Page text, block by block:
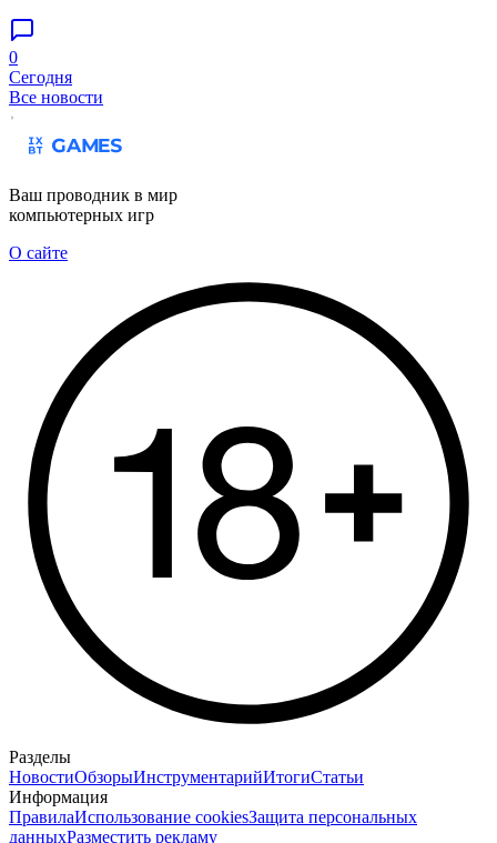
0
Сегодня
Все новости
Ваш проводник в мир
компьютерных игр
О сайте
Разделы
НовостиОбзорыИнструментарийИтогиСтатьи
Информация
ПравилаИспользование cookiesЗащита персональных
данныхРазместить рекламу